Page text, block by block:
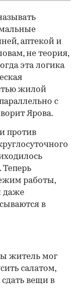
аптекой и
не теория,
эта логика
жилой
с
Ярова.
против
Теперь
работы,
даже
в
житель мог
салатом,
вещи в